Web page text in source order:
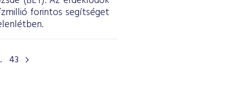
forintos segítséget
43